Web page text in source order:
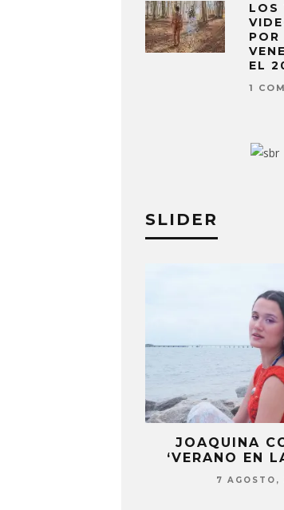
LOS
POR
EL
1
SLIDER
JOAQUINA
‘VERANO EN
7 AGOSTO,